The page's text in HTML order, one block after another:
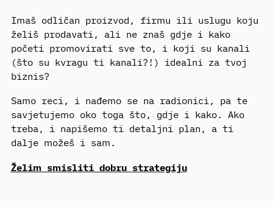
Imaš odličan proizvod, firmu ili uslugu koju
želiš prodavati, ali ne znaš gdje i kako
početi promovirati sve to, i koji su kanali
(što su kvragu ti kanali?!) idealni za tvoj
biznis?
Samo reci, i nađemo se na radionici, pa te
savjetujemo oko toga što, gdje i kako. Ako
treba, i napišemo ti detaljni plan, a ti
dalje možeš i sam.
Želim smisliti dobru strategiju